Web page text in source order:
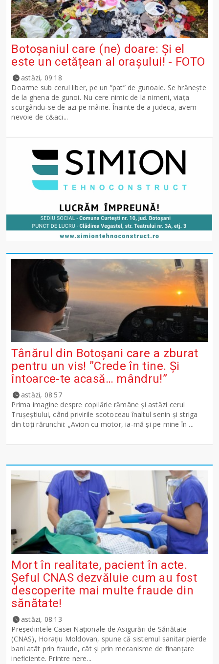
Botoșaniul care (ne) doare: Și el
este un cetățean al orașului! - FOTO
astăzi, 09:18
Doarme sub cerul liber, pe un ”pat” de gunoaie. Se hrănește
de la ghena de gunoi. Nu cere nimic de la nimeni, viața
scurgându-se de azi pe mâine. Înainte de a judeca, avem
nevoie de c&aci...
Tânărul din Botoșani care a zburat
pentru un vis! ”Crede în tine. Și
întoarce-te acasă… mândru!”
astăzi, 08:57
Prima imagine despre copilărie rămâne și astăzi cerul
Trușeștiului, când privirile scotoceau înaltul senin și striga
din toți rărunchii: „Avion cu motor, ia-mă și pe mine în ...
Mort în realitate, pacient în acte.
Șeful CNAS dezvăluie cum au fost
descoperite mai multe fraude din
sănătate!
astăzi, 08:13
Președintele Casei Naționale de Asigurări de Sănătate
(CNAS), Horațiu Moldovan, spune că sistemul sanitar pierde
bani atât prin fraude, cât și prin mecanisme de finanțare
ineficiente. Printre nere...